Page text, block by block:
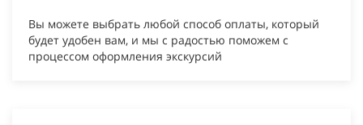
Вы можете выбрать любой способ оплаты, который
будет удобен вам, и мы с радостью поможем с
процессом оформления экскурсий